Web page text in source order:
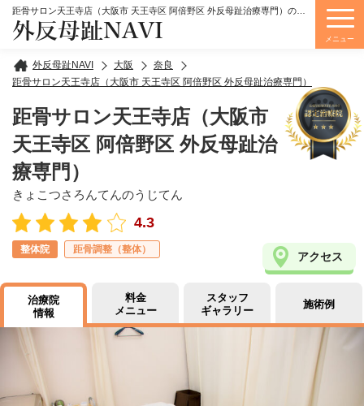
外反母趾NAVI
外反母趾NAVI 大阪
奈良
距骨サロン天王寺店（大阪市 天王寺区 阿倍野区 外反母趾治療専門）
距骨サロン天王寺店（大阪市
天王寺区 阿倍野区 外反母趾治
療専門）
きょこつさろんてんのうじてん
4.3
整体院 距骨調整（整体）
アクセス
治療院
情報
料金
メニュー
スタッフ
ギャラリー
施術例
メニュー